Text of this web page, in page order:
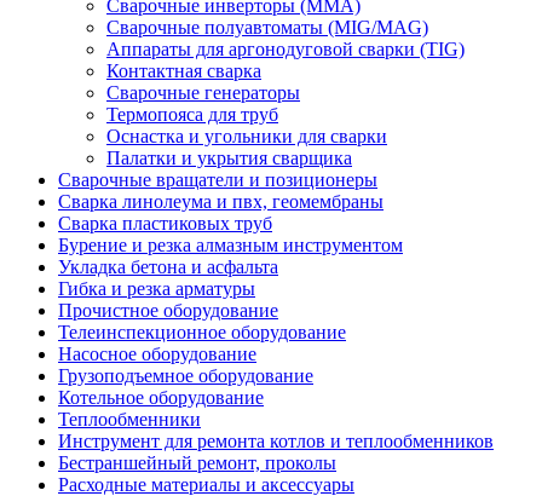
Сварочные инверторы (ММА)
Сварочные полуавтоматы (MIG/MAG)
Аппараты для аргонодуговой сварки (TIG)
Контактная сварка
Сварочные генераторы
Термопояса для труб
Оснастка и угольники для сварки
Палатки и укрытия сварщика
Сварочные вращатели и позиционеры
Сварка линолеума и пвх, геомембраны
Сварка пластиковых труб
Бурение и резка алмазным инструментом
Укладка бетона и асфальта
Гибка и резка арматуры
Прочистное оборудование
Телеинспекционное оборудование
Насосное оборудование
Грузоподъемное оборудование
Котельное оборудование
Теплообменники
Инструмент для ремонта котлов и теплообменников
Бестраншейный ремонт, проколы
Расходные материалы и аксессуары